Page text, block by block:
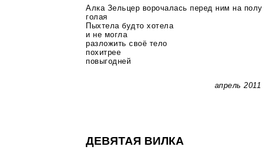
Алка Зельцер ворочалась перед ним на полу
голая
Пыхтела будто хотела
и не могла
разложить своё тело
похитрее
повыгодней
апрель 2011
ДЕВЯТАЯ ВИЛКА